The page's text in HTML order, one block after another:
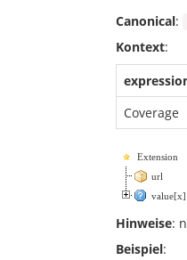
Canonical:
Kontext:
Coverage
Extension
url
value[x]
Hinweise:
Beispiel: